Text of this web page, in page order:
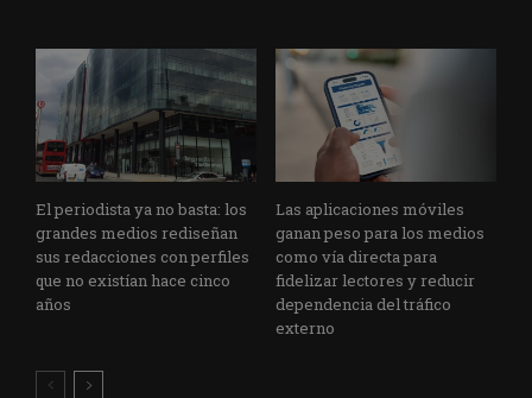
El periodista ya no basta: los
grandes medios rediseñan
sus redacciones con perfiles
que no existían hace cinco
años
Las aplicaciones móviles
ganan peso para los medios
como vía directa para
fidelizar lectores y reducir
dependencia del tráfico
externo